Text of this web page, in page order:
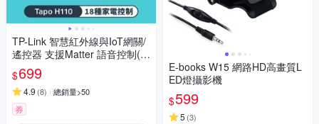
TP-Link 智慧紅外線與IoT網關/
遙控器 支援Matter 語音控制(T
apo H110)
$699
4.9 (8) 總銷量>50
券
E-books W15 網路HD高畫質L
ED燈攝影機
$599
5 (3)